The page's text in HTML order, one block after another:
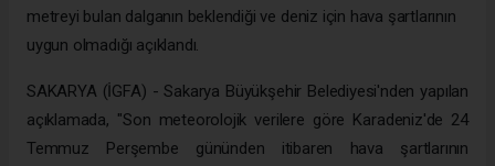
metreyi bulan dalganın beklendiği ve deniz için hava şartlarının
uygun olmadığı açıklandı.
SAKARYA (İGFA) - Sakarya Büyükşehir Belediyesi'nden yapılan
açıklamada, "Son meteorolojik verilere göre Karadeniz'de 24
Temmuz Perşembe gününden itibaren hava şartlarının